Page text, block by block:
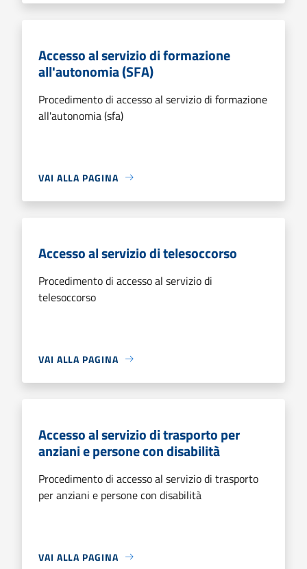
Accesso al servizio di formazione
all'autonomia (SFA)
Procedimento di accesso al servizio di formazione
all'autonomia (sfa)
VAI ALLA PAGINA
Accesso al servizio di telesoccorso
Procedimento di accesso al servizio di
telesoccorso
VAI ALLA PAGINA
Accesso al servizio di trasporto per
anziani e persone con disabilità
Procedimento di accesso al servizio di trasporto
per anziani e persone con disabilità
VAI ALLA PAGINA